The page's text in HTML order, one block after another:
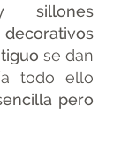
y sillones
se dan
todo ello
pero